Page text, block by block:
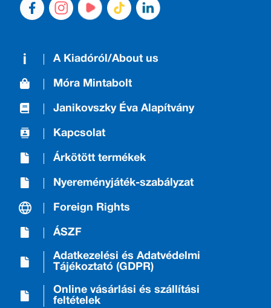
A Kiadóról/About us
Móra Mintabolt
Janikovszky Éva Alapítvány
Kapcsolat
Árkötött termékek
Nyereményjáték-szabályzat
Foreign Rights
ÁSZF
Adatkezelési és Adatvédelmi
Tájékoztató (GDPR)
Online vásárlási és szállítási
feltételek